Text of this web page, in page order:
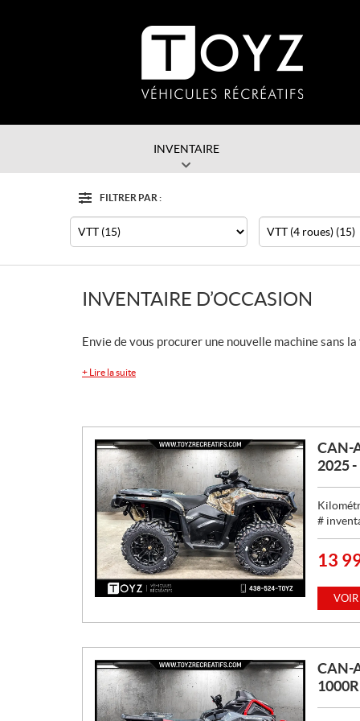
INVENTAIRE
FILTRER PAR :
Filtre Catégorie
INVENTAIRE D’OCCASION
Envie de vous procurer une nouvelle machine sans
+ Lire la suite
CAN-
2025 -
#
P
X
:
13
VOIR
CAN-